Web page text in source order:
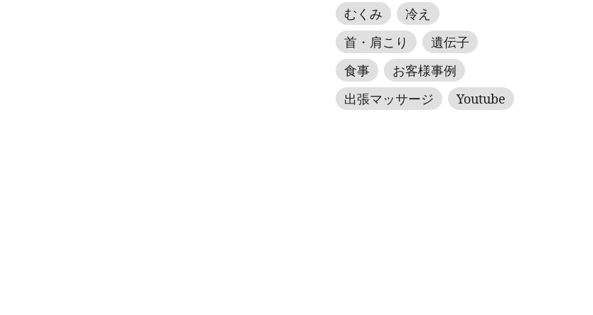
むくみ
冷え
首・肩こり
遺伝子
食事
お客様事例
出張マッサージ
Youtube